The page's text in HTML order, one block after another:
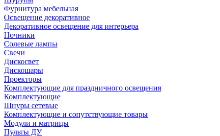
Фурнитура мебельная
Освещение декоративное
Декоративное освещение для интерьера
Ночники
Солевые лампы
Свечи
Дискосвет
Дискошары
Проекторы
Комплектующие для праздничного освещения
Комплектующие
Шнуры сетевые
Комплектующие и сопутствующие товары
Модули и матрицы
Пульты ДУ